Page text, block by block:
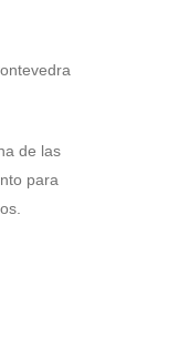
de las
para